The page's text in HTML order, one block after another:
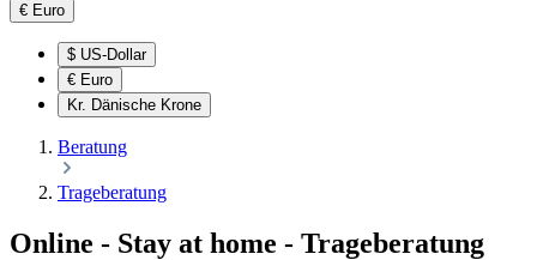
€ Euro
$ US-Dollar
€ Euro
Kr. Dänische Krone
Beratung
Trageberatung
Online - Stay at home - Trageberatung